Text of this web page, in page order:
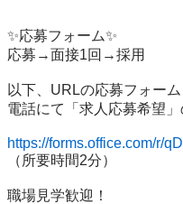
✨応募フォーム✨
応募→面接1回→採用
以下、URLの応募フォー
電話にて「求人応募希望
https://forms.office.com/r/
（所要時間2分）
職場見学歓迎！